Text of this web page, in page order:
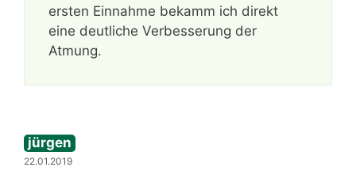
ersten Einnahme bekamm ich direkt
eine deutliche Verbesserung der
Atmung.
jürgen
22.01.2019